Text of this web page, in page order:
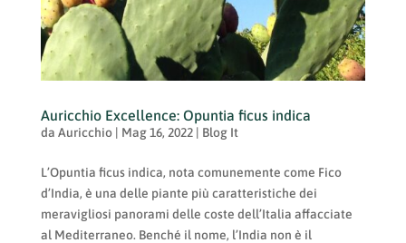
Auricchio Excellence: Opuntia ficus indica
da Auricchio| Mag 16, 2022| Blog It
L’Opuntia ficus indica, nota comunemente come Fico
d’India, è una delle piante più caratteristiche dei
meravigliosi panorami delle coste dell’Italia affacciate
al Mediterraneo. Benché il nome, l’India non è il